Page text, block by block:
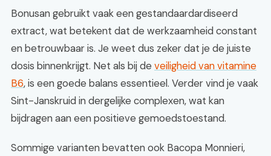
Bonusan gebruikt vaak een gestandaardardiseerd
extract, wat betekent dat de werkzaamheid constant
en betrouwbaar is. Je weet dus zeker dat je de juiste
dosis binnenkrijgt. Net als bij de veiligheid van vitamine
B6, is een goede balans essentieel. Verder vind je vaak
Sint-Janskruid in dergelijke complexen, wat kan
bijdragen aan een positieve gemoedstoestand.
Sommige varianten bevatten ook Bacopa Monnieri,